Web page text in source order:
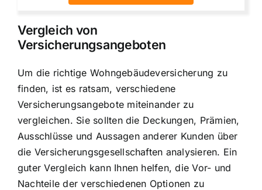
Vergleich von
Versicherungsangeboten
Um die richtige Wohngebäudeversicherung zu
finden, ist es ratsam, verschiedene
Versicherungsangebote miteinander zu
vergleichen. Sie sollten die Deckungen, Prämien,
Ausschlüsse und Aussagen anderer Kunden über
die Versicherungsgesellschaften analysieren. Ein
guter Vergleich kann Ihnen helfen, die Vor- und
Nachteile der verschiedenen Optionen zu